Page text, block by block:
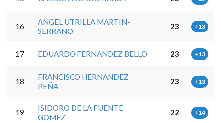
16
ANGEL UTRILLA MARTIN-
SERRANO
23 +13
17 EDUARDO FERNANDEZ BELLO 23 +13
18
FRANCISCO HERNANDEZ
PEÑA
23 +13
19
ISIDORO DE LA FUENTE
GOMEZ
22 +14